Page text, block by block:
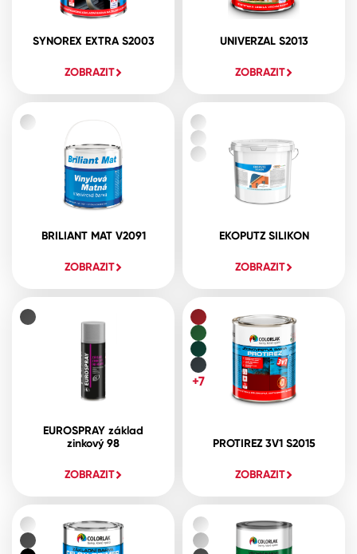
SYNOREX EXTRA S2003
ZOBRAZIT
UNIVERZAL S2013
ZOBRAZIT
BRILIANT MAT V2091
ZOBRAZIT
EKOPUTZ SILIKON
ZOBRAZIT
EUROSPRAY základ
zinkový 98
ZOBRAZIT
PROTIREZ 3V1 S2015
ZOBRAZIT
+7